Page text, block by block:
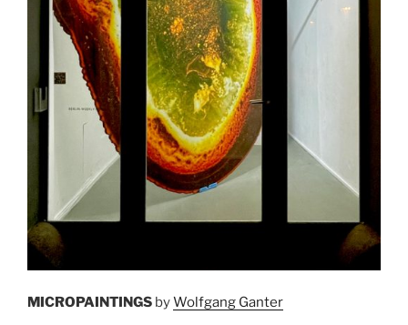
MICROPAINTINGS byWolfgang Ganter